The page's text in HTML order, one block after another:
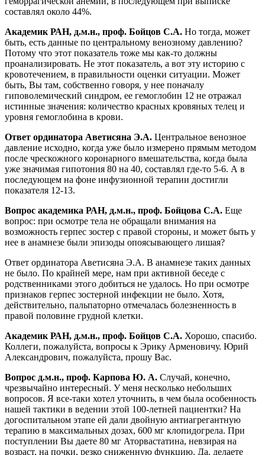
составлял около 44%.
Академик РАН, д.м.н., проф. Бойцов С.А. Но тогда, может
быть, есть данные по центральному венозному давлению?
Потому что этот показатель тоже мы как-то должны
проанализировать. Не этот показатель, а вот эту историю с
кровотечением, в правильности оценки ситуации. Может
быть, Вы там, собственно говоря, у нее поначалу
гиповолемический синдром, ее гемоглобин 12 не отражал
истинные значения: количество красных кровяных телец и
уровня гемоглобина в крови.
Ответ ординатора Аветисяна Э.А. Центральное венозное
давление исходно, когда уже было измерено прямым методом
после чрескожного коронарного вмешательства, когда была
уже значимая гипотония 80 на 40, составлял где-то 5-6. А в
последующем на фоне инфузионной терапии достигли
показателя 12-13.
Вопрос академика РАН, д.м.н., проф. Бойцова С.А. Еще
вопрос: при осмотре тела не обращали внимания на
возможность герпес зостер с правой стороны, и может быть у
нее в анамнезе были эпизоды опоясывающего лишая?
Ответ ординатора Аветисяна Э.А. В анамнезе таких данных
не было. По крайней мере, нам при активной беседе с
родственниками этого добиться не удалось. Но при осмотре
признаков герпес зостерной инфекции не было. Хотя,
действительно, пальпаторно отмечалась болезненность в
правой половине грудной клетки.
Академик РАН, д.м.н., проф. Бойцов С.А. Хорошо, спасибо.
Коллеги, пожалуйста, вопросы к Эрику Арменовичу. Юрий
Александрович, пожалуйста, прошу Вас.
Вопрос д.м.н., проф. Карпова Ю. А. Случай, конечно,
чрезвычайно интересный. У меня несколько небольших
вопросов. Я все-таки хотел уточнить, в чем была особенность
нашей тактики в ведении этой 100-летней пациентки? На
догоспитальном этапе ей дали двойную антиагрегантную
терапию в максимальных дозах, 600 мг клопидогрела. При
поступлении Вы даете 80 мг Аторвастатина, невзирая на
возраст, на почки, резко сниженную функцию. Да, делаете